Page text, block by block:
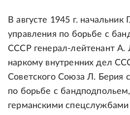
В августе 1945 г. начальник
управления по борьбе с
СССР генерал-лейтенант А.
наркому внутренних дел
Советского Союза Л. Берия
по борьбе с
германскими спецслужбами